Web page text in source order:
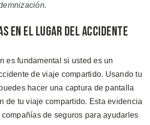
en el Lugar del Accidente
es fundamental si usted es un
de viaje compartido. Usando tu
hacer una captura de pantalla
de tu viaje compartido. Esta evidencia
de seguros para ayudarles